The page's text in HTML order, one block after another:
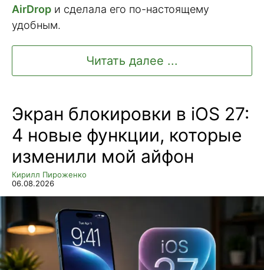
AirDrop и сделала его по-настоящему
удобным.
Читать далее ...
Экран блокировки в iOS 27:
4 новые функции, которые
изменили мой айфон
Кирилл Пироженко
06.08.2026